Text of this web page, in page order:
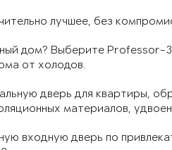
лучшее, без
дом? Выберите
от холодов.
дверь для квартиры,
материалов,
входную дверь по